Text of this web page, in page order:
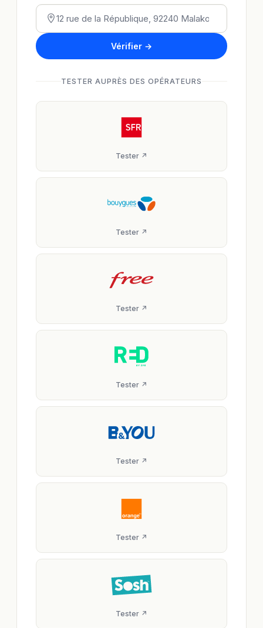
Vérifier →
TESTER AUPRÈS DES OPÉRATEURS
Tester ↗
Tester ↗
Tester ↗
Tester ↗
Tester ↗
Tester ↗
Tester ↗